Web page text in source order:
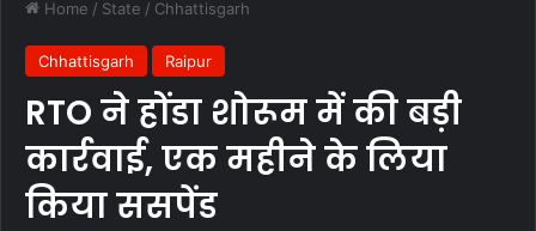
Home / State / Chhattisgarh
Chhattisgarh Raipur
RTO ने होंडा शोरूम में की बड़ी
कार्रवाई, एक महीने के लिया
किया ससपेंड